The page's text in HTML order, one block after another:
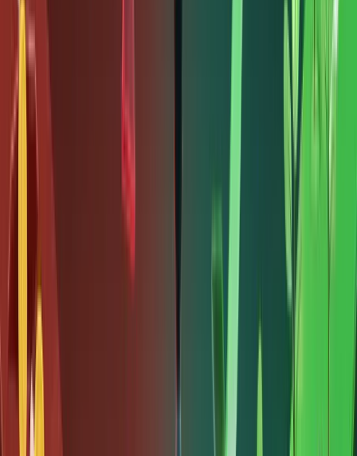
sản đến
trái
phiếu
chính